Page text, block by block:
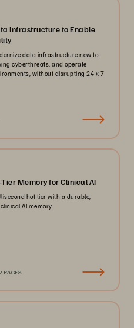
Infrastructure to Enable
data infrastructure now to
cyberthreats, and operate
without disrupting 24 x 7
Memory for Clinical AI
hot tier with a durable,
AI memory.
PAGES